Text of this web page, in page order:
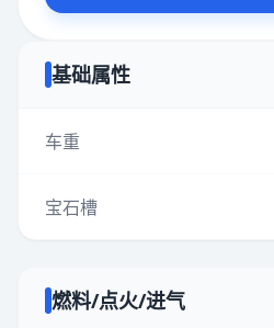
基础属性
车重
宝石槽
燃料/点火/进气